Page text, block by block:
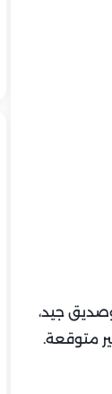
وصديق جيد،
متوقعة.